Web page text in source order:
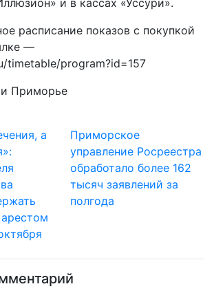
и в кассах «Уссури».
расписание показов с покупкой
—
timetable/program?id=157
Приморье
а
Приморское
управление Росреестра
обработало более 162
тысяч заявлений за
полгода